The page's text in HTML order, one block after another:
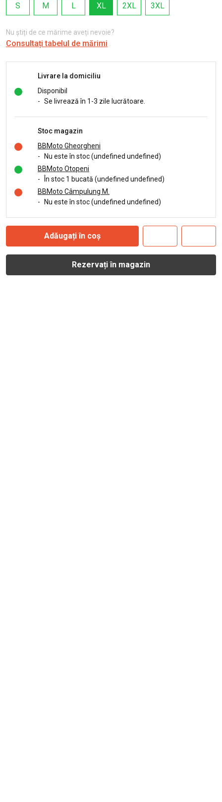
S
M L XL 2XL 3XL
Nu știți de ce mărime aveți nevoie?
Consultați tabelul de mărimi
Livrare la domiciliu
Disponibil
- Se livrează în 1-3 zile lucrătoare.
Stoc magazin
BBMoto Gheorgheni
-
Nu este în stoc (undefined undefined)
BBMoto Otopeni
-
În stoc 1 bucată (undefined undefined)
BBMoto Câmpulung M.
-
Nu este în stoc (undefined undefined)
Adăugați în coș
Rezervați în magazin